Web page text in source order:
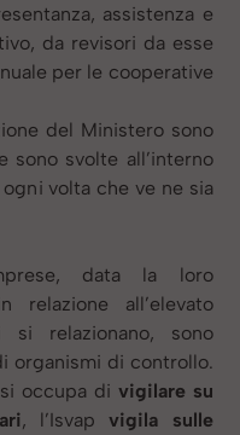
assistenza e
da revisori da esse
per le cooperative
del Ministero sono
sono svolte all’interno
volta che ve ne sia
data la loro
all’elevato
si relazionano, sono
organismi di controllo.
occupa di vigilare su
, l’Isvapvigila sulle